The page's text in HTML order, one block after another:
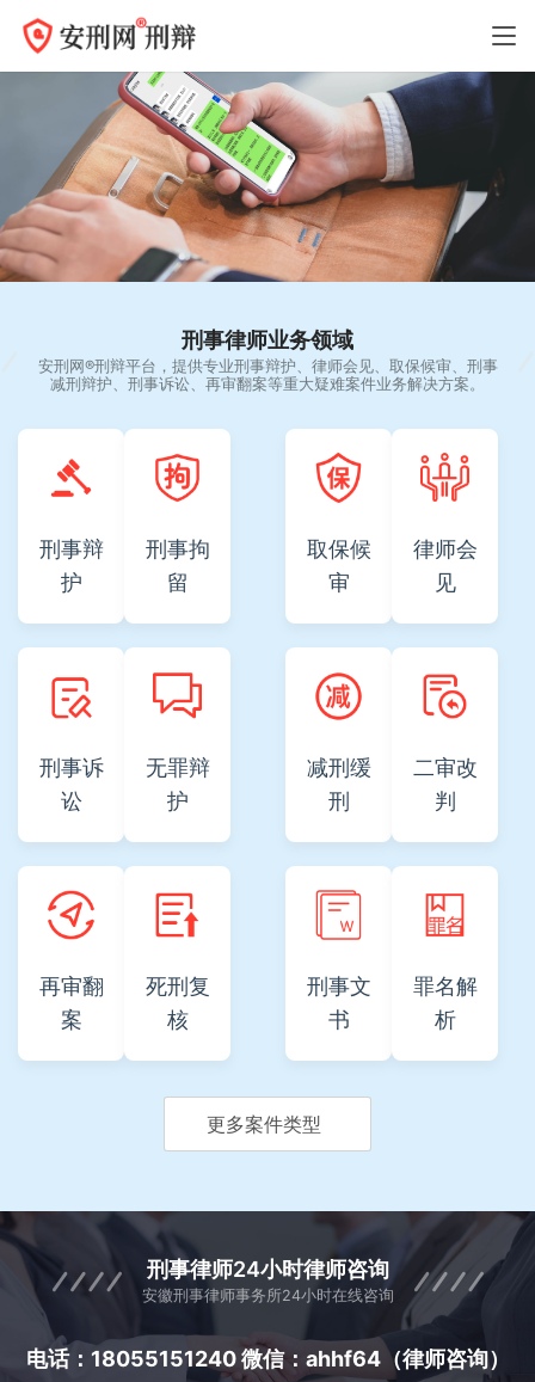
刑事律师业务领域
安刑网®刑辩平台，提供专业刑事辩护、律师会见、取保候审、刑事
减刑辩护、刑事诉讼、再审翻案等重大疑难案件业务解决方案。
刑事辩
护
刑事拘
留
取保候
审
律师会
见
刑事诉
讼
无罪辩
护
减刑缓
刑
二审改
判
再审翻
案
死刑复
核
刑事文
书
罪名解
析
更多案件类型
刑事律师24小时律师咨询
安徽刑事律师事务所24小时在线咨询
电话：18055151240 微信：ahhf64（律师咨询）